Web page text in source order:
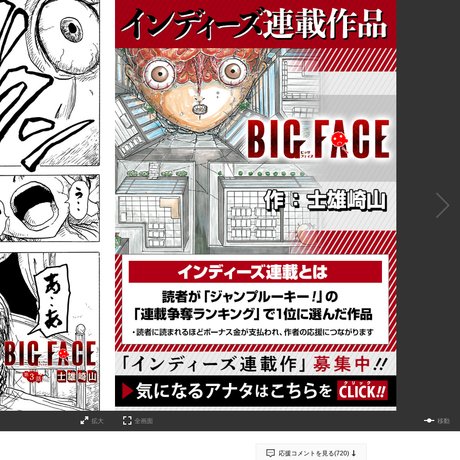
詳細ページへのリンク
拡大 全画面 移動
応援コメントを見る(720)